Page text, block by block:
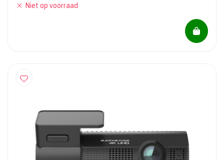
Niet op voorraad